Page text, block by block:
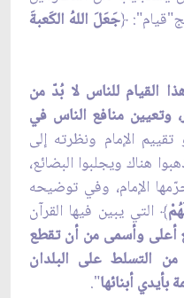
﴿جَعَلَ اللهُ الكَعبةَ
القيام للناس لا بُدّ من
وتعيين منافع الناس في
الإمام ونظرته إلى
هناك ويجلبوا البضائع،
الإمام، وفي توضيحه
﴾ التي يبين فيها القرآن
أعلى وأسمى من أن تقطع
من التسلط على البلدان
أبنائها".